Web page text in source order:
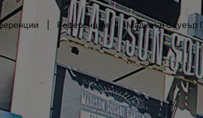
Референции Мадисън Скуеър